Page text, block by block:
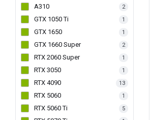
A310 2
GTX 1050 Ti 1
GTX 1650 1
GTX 1660 Super 2
RTX 2060 Super 1
RTX 3050 1
RTX 4090 13
RTX 5060 1
RTX 5060 Ti 5